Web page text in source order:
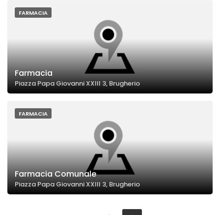
FARMACIA
Farmacia
Piazza Papa Giovanni XXIII 3, Brugherio
FARMACIA
Farmacia Comunale
Piazza Papa Giovanni XXIII 3, Brugherio